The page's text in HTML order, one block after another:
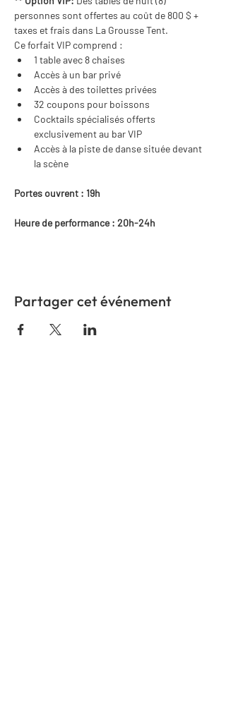
personnes sont offertes au coût de 800 $ +
taxes et frais dans La Grousse Tent.
Ce forfait VIP comprend :
1 table avec 8 chaises
Accès à un bar privé
Accès à des toilettes privées
32 coupons pour boissons
Cocktails spécialisés offerts
exclusivement au bar VIP
Accès à la piste de danse située devant
la scène
Portes ouvrent : 19h
Heure de performance : 20h-24h
Partager cet événement